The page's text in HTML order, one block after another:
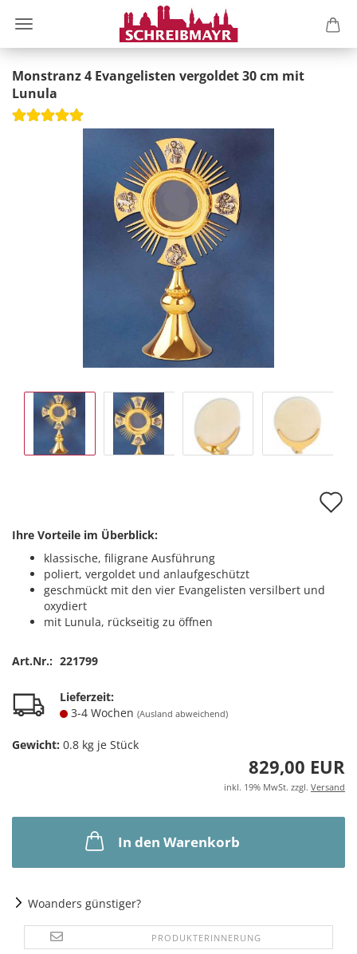
Monstranz 4 Evangelisten vergoldet 30 cm mit
Lunula
Ihre Vorteile im Überblick:
klassische, filigrane Ausführung
poliert, vergoldet und anlaufgeschützt
geschmückt mit den vier Evangelisten versilbert und
oxydiert
mit Lunula, rückseitig zu öffnen
Art.Nr.: 221799
Lieferzeit:
3-4 Wochen (Ausland abweichend)
Gewicht: 0.8 kg je Stück
829,00 EUR
inkl. 19% MwSt. zzgl. Versand
In den Warenkorb
Woanders günstiger?
PRODUKTERINNERUNG